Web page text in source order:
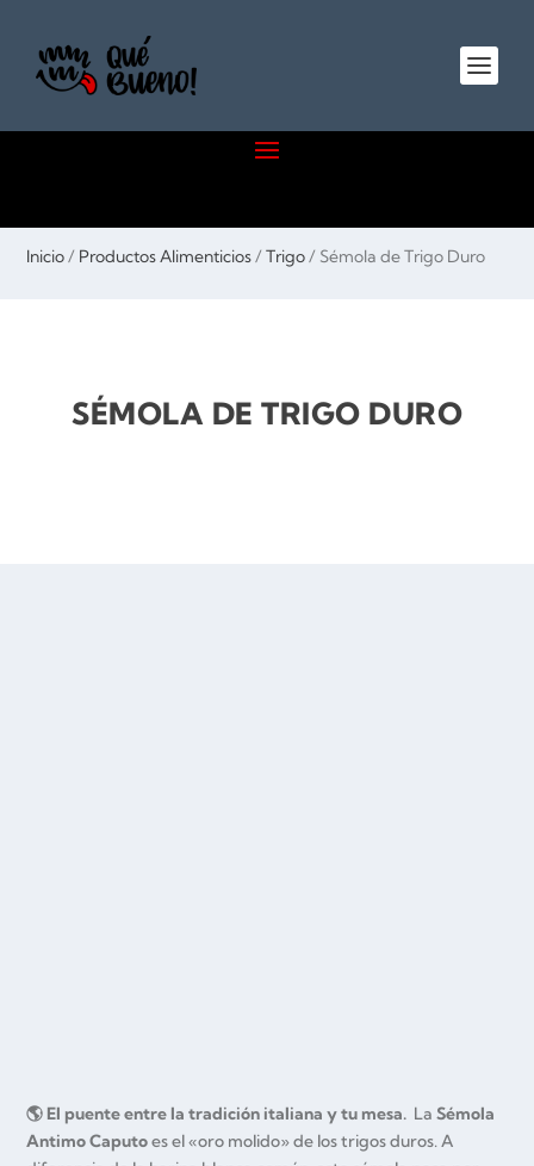
Inicio/ Productos Alimenticios/Trigo/ Sémola de Trigo Duro
SÉMOLA DE TRIGO DURO
🌎 El puente entre la tradición italiana y tu mesa. LaSémola
Antimo Caputoes el «oro molido» de los trigos duros. A